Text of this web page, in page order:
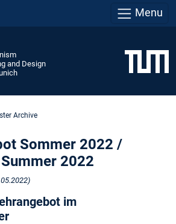
Menu
and Design
Archive
Sommer 2022 /
2022
im